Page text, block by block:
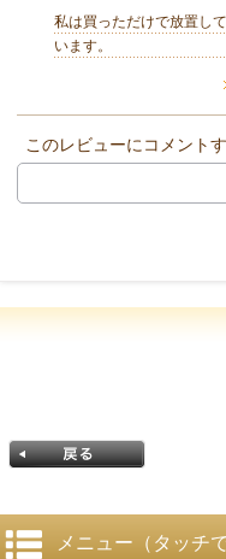
他のお客様からのコメント
私は買っただけで放置し
います。
このレビューにコメントす
メニュー（タッチ